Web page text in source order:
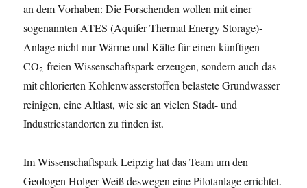
an dem Vorhaben: Die Forschenden wollen mit einer
sogenannten ATES (Aquifer Thermal Energy Storage)-
Anlage nicht nur Wärme und Kälte für einen künftigen
CO2-freien Wissenschaftspark erzeugen, sondern auch das
mit chlorierten Kohlenwasserstoffen belastete Grundwasser
reinigen, eine Altlast, wie sie an vielen Stadt- und
Industriestandorten zu finden ist.
Im Wissenschaftspark Leipzig hat das Team um den
Geologen Holger Weiß deswegen eine Pilotanlage errichtet.